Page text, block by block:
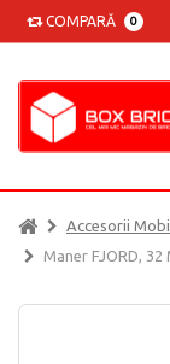
COMPARĂ 0
Accesorii
Maner FJORD,